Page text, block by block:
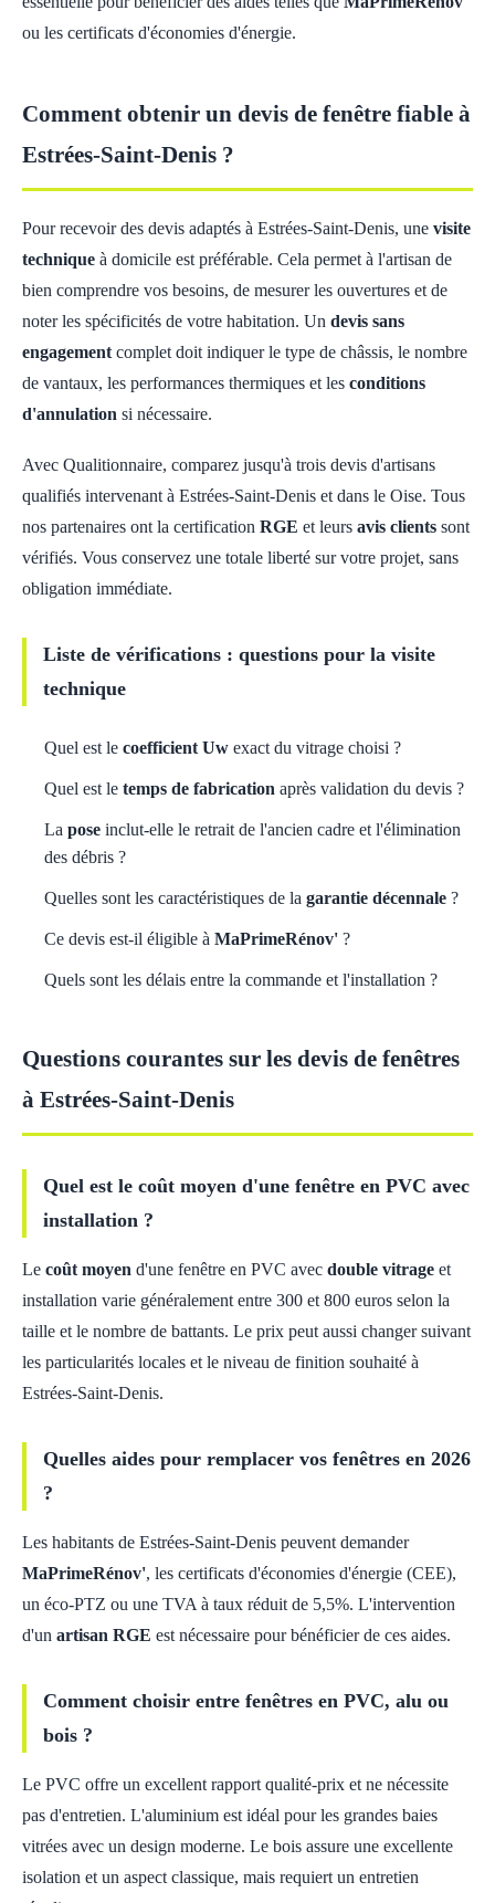
ou les certificats d'économies d'énergie.
Comment obtenir un devis de fenêtre fiable à
Estrées-Saint-Denis ?
Pour recevoir des devis adaptés à Estrées-Saint-Denis, une visite
technique à domicile est préférable. Cela permet à l'artisan de
bien comprendre vos besoins, de mesurer les ouvertures et de
noter les spécificités de votre habitation. Un devis sans
engagement complet doit indiquer le type de châssis, le nombre
de vantaux, les performances thermiques et les conditions
d'annulation si nécessaire.
Avec Qualitionnaire, comparez jusqu'à trois devis d'artisans
qualifiés intervenant à Estrées-Saint-Denis et dans le Oise. Tous
nos partenaires ont la certification RGE et leurs avis clients sont
vérifiés. Vous conservez une totale liberté sur votre projet, sans
obligation immédiate.
Liste de vérifications : questions pour la visite
technique
Quel est le coefficient Uw exact du vitrage choisi ?
Quel est le temps de fabrication après validation du devis ?
La pose inclut-elle le retrait de l'ancien cadre et l'élimination
des débris ?
Quelles sont les caractéristiques de la garantie décennale ?
Ce devis est-il éligible à MaPrimeRénov' ?
Quels sont les délais entre la commande et l'installation ?
Questions courantes sur les devis de fenêtres
à Estrées-Saint-Denis
Quel est le coût moyen d'une fenêtre en PVC avec
installation ?
Le coût moyen d'une fenêtre en PVC avec double vitrage et
installation varie généralement entre 300 et 800 euros selon la
taille et le nombre de battants. Le prix peut aussi changer suivant
les particularités locales et le niveau de finition souhaité à
Estrées-Saint-Denis.
Quelles aides pour remplacer vos fenêtres en 2026
?
Les habitants de Estrées-Saint-Denis peuvent demander
MaPrimeRénov', les certificats d'économies d'énergie (CEE),
un éco-PTZ ou une TVA à taux réduit de 5,5%. L'intervention
d'un artisan RGE est nécessaire pour bénéficier de ces aides.
Comment choisir entre fenêtres en PVC, alu ou
bois ?
Le PVC offre un excellent rapport qualité-prix et ne nécessite
pas d'entretien. L'aluminium est idéal pour les grandes baies
vitrées avec un design moderne. Le bois assure une excellente
isolation et un aspect classique, mais requiert un entretien